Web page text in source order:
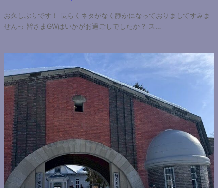
お久しぶりです！ 長らくネタがなく静かになっておりましてすみま
せんっ 皆さまGWはいかがお過ごしでしたか？ ス…